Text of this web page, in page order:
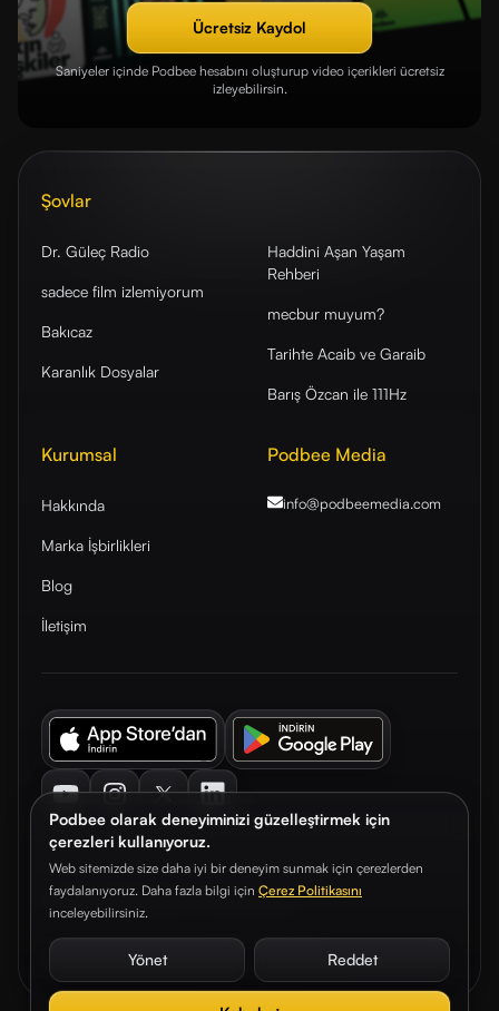
Podbee olarak deneyiminizi güzelleştirmek için
çerezleri kullanıyoruz.
Web sitemizde size daha iyi bir deneyim sunmak için çerezlerden
faydalanıyoruz. Daha fazla bilgi için Çerez Politikasını
inceleyebilirsiniz.
Yönet Reddet
Ücretsiz Kaydol
Saniyeler içinde Podbee hesabını oluşturup video içerikleri ücretsiz
izleyebilirsin.
Şovlar
Dr. Güleç Radio
sadece film izlemiyorum
Bakıcaz
Karanlık Dosyalar
Haddini Aşan Yaşam
Rehberi
mecbur muyum?
Tarihte Acaib ve Garaib
Barış Özcan ile 111Hz
Kurumsal
Hakkında
Marka İşbirlikleri
Blog
İletişim
Podbee Media
info@podbeemedia.com
© 2026. Podbee Media. Tüm hakları saklıdır.
Çerez TercihleriAydınlatma Metni Gizlilik Sözleşmesi